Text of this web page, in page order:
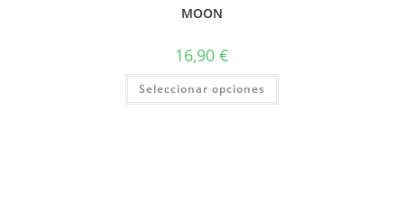
MOON
16,90 €
Seleccionar opciones